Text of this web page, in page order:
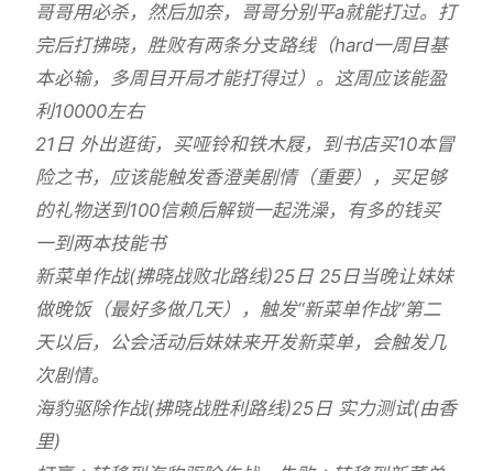
哥哥用必杀，然后加奈，哥哥分别平a就能打过。打
完后打拂晓，胜败有两条分支路线（hard一周目基
本必输，多周目开局才能打得过）。这周应该能盈
利10000左右
21日 外出逛街，买哑铃和铁木屐，到书店买10本冒
险之书，应该能触发香澄美剧情（重要），买足够
的礼物送到100信赖后解锁一起洗澡，有多的钱买
一到两本技能书
新菜单作战(拂晓战败北路线)25日 25日当晚让妹妹
做晚饭（最好多做几天），触发“新菜单作战”第二
天以后，公会活动后妹妹来开发新菜单，会触发几
次剧情。
海豹驱除作战(拂晓战胜利路线)25日 实力测试(由香
里)